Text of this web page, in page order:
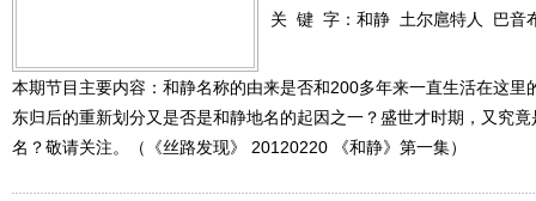
关 键 字： 和静 土尔扈特人 巴音
本期节目主要内容：和静名称的由来是否和200多年来一直生活在这里
东归后的重新划分又是否是和静地名的起因之一？盛世才时期，又究
名？敬请关注。（《丝路发现》 20120220 《和静》第一集）